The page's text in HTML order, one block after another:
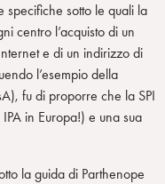
specifiche sotto le quali la
centro l’acquisto di un
e di un indirizzo di
l’esempio della
fu di proporre che la SPI
in Europa!) e una sua
la guida di Parthenope